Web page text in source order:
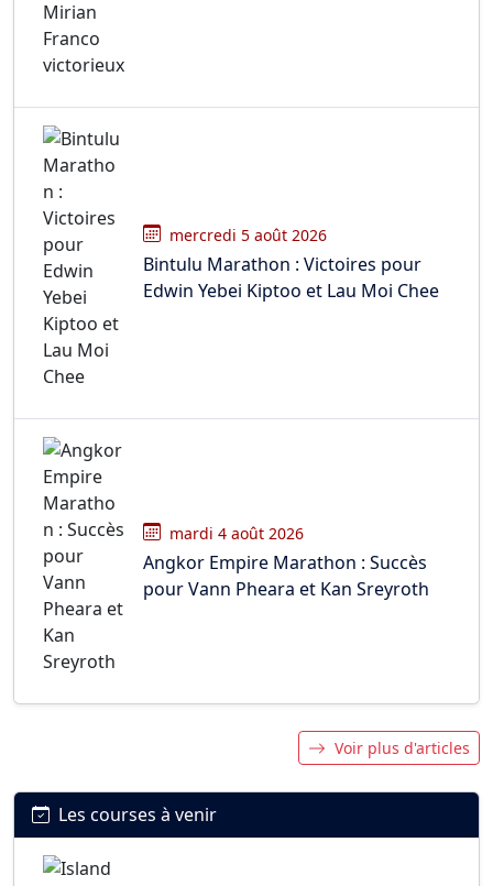
mercredi 5 août 2026
Bintulu Marathon : Victoires pour
Edwin Yebei Kiptoo et Lau Moi Chee
mardi 4 août 2026
Angkor Empire Marathon : Succès
pour Vann Pheara et Kan Sreyroth
Voir plus d'articles
Les courses à venir